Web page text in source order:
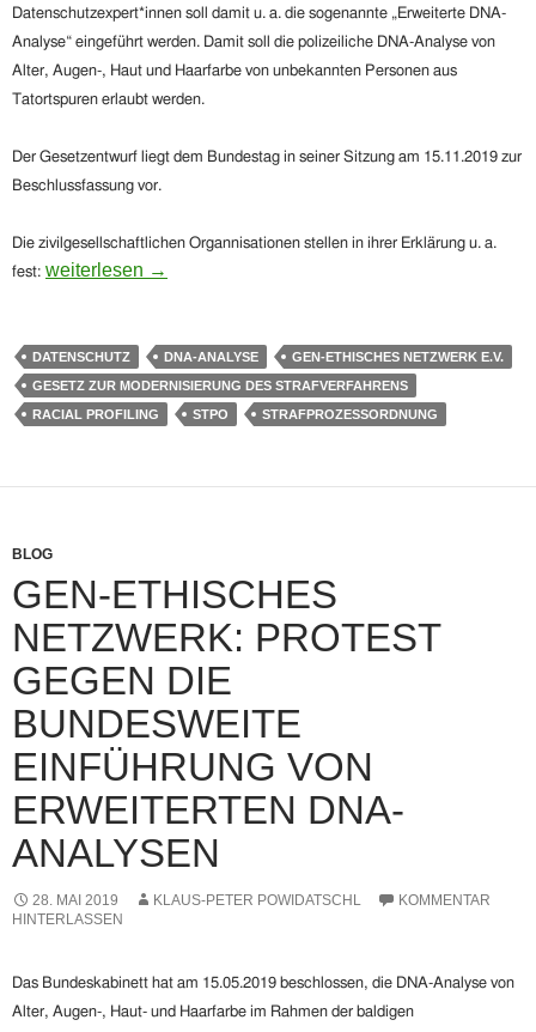
Datenschutzexpert*innen soll damit u. a. die sogenannte „Erweiterte DNA-
Analyse“ eingeführt werden. Damit soll die polizeiliche DNA-Analyse von
Alter, Augen-, Haut und Haarfarbe von unbekannten Personen aus
Tatortspuren erlaubt werden.
Der Gesetzentwurf liegt dem Bundestag in seiner Sitzung am 15.11.2019 zur
Beschlussfassung vor.
Die zivilgesellschaftlichen Organnisationen stellen in ihrer Erklärung u. a.
fest: „Erweiterte DNA-Analysen“ gefährden Minderheiten! –
weiterlesen →
DATENSCHUTZ DNA-ANALYSE
GEN-ETHISCHES NETZWERK E.V.
GESETZ ZUR MODERNISIERUNG DES STRAFVERFAHRENS
RACIAL PROFILING
STPO STRAFPROZESSORDNUNG
BLOG
GEN-ETHISCHES
NETZWERK: PROTEST
GEGEN DIE
BUNDESWEITE
EINFÜHRUNG VON
ERWEITERTEN DNA-
ANALYSEN
28. MAI 2019 KLAUS-PETER POWIDATSCHL
KOMMENTAR
HINTERLASSEN
Das Bundeskabinett hat am 15.05.2019 beschlossen, die DNA-Analyse von
Alter, Augen-, Haut- und Haarfarbe im Rahmen der baldigen